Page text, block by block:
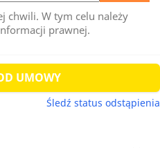
chwili. W tym celu należy
prawnej.
UMOWY
Śledź status odstąpienia